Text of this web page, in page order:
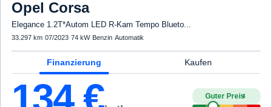
Opel Corsa
Elegance 1.2T*Autom LED R-Kam Tempo Blueto...
33.297 km·07/2023·74 kW· Benzin·Automatik
Finanzierung Kaufen
134€ Guter Preis4